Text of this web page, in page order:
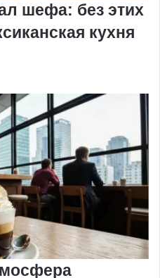
шефа: без этих
кухня